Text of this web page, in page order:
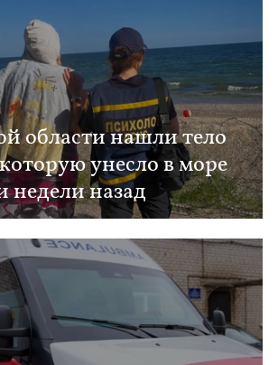
области нашли тело
унесло в море
недели назад